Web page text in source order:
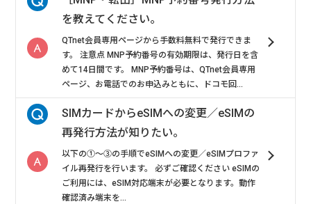
を教えてください。
QTnet会員専用ページから手数料無料で発行できま
す。 注意点 MNP予約番号の有効期限は、発行日を含
めて14日間です。 MNP予約番号は、QTnet会員専用
ページ、お電話でのお申込みともに、ドコモ回...
SIMカードからeSIMへの変更／eSIMの
再発行方法が知りたい。
以下の①～③の手順でeSIMへの変更／eSIMプロファ
イル再発行を行います。 必ずご確認ください eSIMの
ご利用には、eSIM対応端末が必要となります。動作
確認済み端末を...